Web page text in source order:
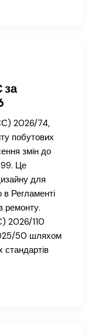
за
2026/74,
побутових
змін до
Це
для
в Регламенті
ремонту.
2026/110
50 шляхом
стандартів